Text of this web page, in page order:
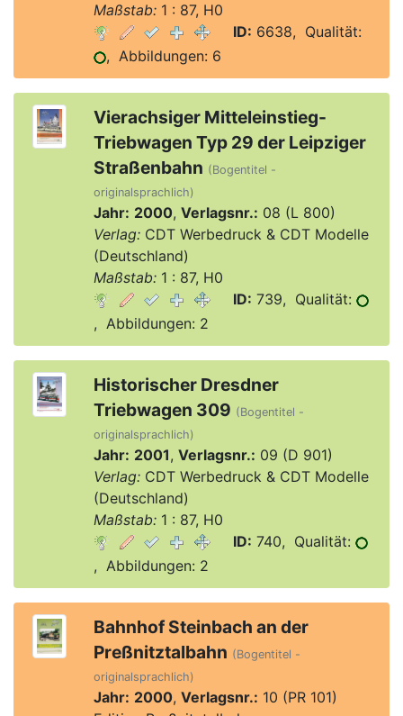
Maßstab:1 : 87, H0
ID: 6638, Qualität:
, Abbildungen: 6
Vierachsiger Mitteleinstieg-
Triebwagen Typ 29 der Leipziger
Straßenbahn (Bogentitel -
originalsprachlich)
Jahr: 2000, Verlagsnr.: 08 (L 800)
Verlag:CDT Werbedruck & CDT Modelle
(Deutschland)
Maßstab:1 : 87, H0
ID: 739, Qualität:
, Abbildungen: 2
Historischer Dresdner
Triebwagen 309 (Bogentitel -
originalsprachlich)
Jahr: 2001, Verlagsnr.: 09 (D 901)
Verlag:CDT Werbedruck & CDT Modelle
(Deutschland)
Maßstab:1 : 87, H0
ID: 740, Qualität:
, Abbildungen: 2
Bahnhof Steinbach an der
Preßnitztalbahn (Bogentitel -
originalsprachlich)
Jahr: 2000, Verlagsnr.: 10 (PR 101)